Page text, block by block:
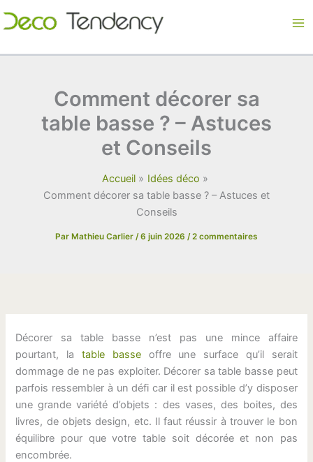
au
Comment décorer sa
table basse ? – Astuces
et Conseils
Accueil
Idées déco
Comment décorer sa table basse ? – Astuces et
Conseils
Par Mathieu Carlier /6 juin 2026 /2 commentaires
Décorer sa table basse n’est pas une mince affaire
pourtant, la table basseoffre une surface qu’il serait
dommage de ne pas exploiter. Décorer sa table basse peut
parfois ressembler à un défi car il est possible d’y disposer
une grande variété d’objets : des vases, des boites, des
livres, de objets design, etc. Il faut réussir à trouver le bon
équilibre pour que votre table soit décorée et non pas
encombrée.